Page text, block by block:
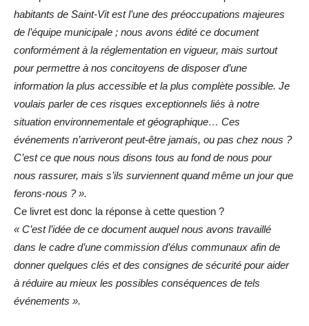
habitants de Saint-Vit est l’une des préoccupations majeures
de l’équipe municipale ; nous avons édité ce document
conformément à la réglementation en vigueur, mais surtout
pour permettre à nos concitoyens de disposer d’une
information la plus accessible et la plus complète possible. Je
voulais parler de ces risques exceptionnels liés à notre
situation environnementale et géographique… Ces
événements n’arriveront peut-être jamais, ou pas chez nous ?
C’est ce que nous nous disons tous au fond de nous pour
nous rassurer, mais s’ils surviennent quand même un jour que
ferons-nous ? ».
Ce livret est donc la réponse à cette question ?
« C’est l’idée de ce document auquel nous avons travaillé
dans le cadre d’une commission d’élus communaux afin de
donner quelques clés et des consignes de sécurité pour aider
à réduire au mieux les possibles conséquences de tels
événements ».